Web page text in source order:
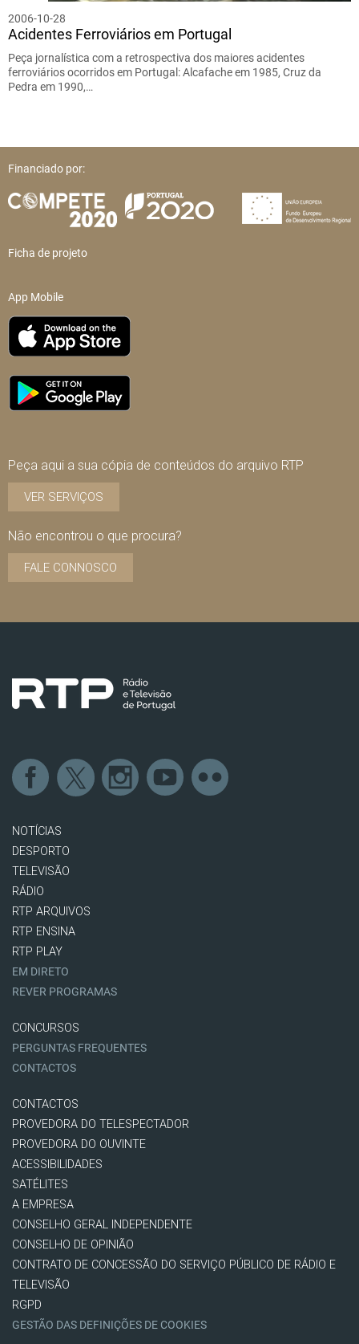
2006-10-28
Acidentes Ferroviários em Portugal
Peça jornalística com a retrospectiva dos maiores acidentes
ferroviários ocorridos em Portugal: Alcafache em 1985, Cruz da
Pedra em 1990,…
Financiado por:
Ficha de projeto
App Mobile
Peça aqui a sua cópia de conteúdos do arquivo RTP
VER SERVIÇOS
Não encontrou o que procura?
FALE CONNOSCO
NOTÍCIAS
DESPORTO
TELEVISÃO
RÁDIO
RTP ARQUIVOS
RTP ENSINA
RTP PLAY
EM DIRETO
REVER PROGRAMAS
CONCURSOS
PERGUNTAS FREQUENTES
CONTACTOS
CONTACTOS
PROVEDORA DO TELESPECTADOR
PROVEDORA DO OUVINTE
ACESSIBILIDADES
SATÉLITES
A EMPRESA
CONSELHO GERAL INDEPENDENTE
CONSELHO DE OPINIÃO
CONTRATO DE CONCESSÃO DO SERVIÇO PÚBLICO DE RÁDIO E
TELEVISÃO
RGPD
GESTÃO DAS DEFINIÇÕES DE COOKIES